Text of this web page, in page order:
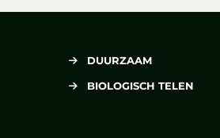
DUURZAAM
BIOLOGISCH TELEN